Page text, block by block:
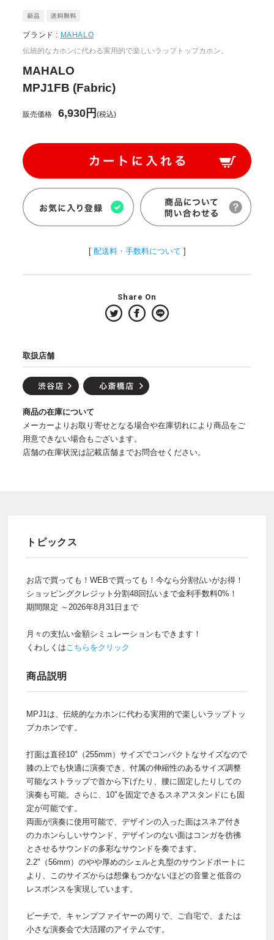
ブランド : MAHALO
伝統的なカホンに代わる実用的で楽しいラップトップカホン。
MAHALO
MPJ1FB (Fabric)
販売価格 6,930円(税込)
[ 配送料・手数料について ]
Share On
取扱店舗
商品の在庫について
メーカーよりお取り寄せとなる場合や在庫切れにより商品をご
用意できない場合もございます。
店舗の在庫状況は記載店舗までお問合せください。
トピックス
お店で買っても！WEBで買っても！今なら分割払いがお得！
ショッピングクレジット分割48回払いまで金利手数料0%！
期間限定 ～2026年8月31日まで
月々の支払い金額シミュレーションもできます！
くわしくはこちらをクリック
商品説明
MPJ1は、伝統的なカホンに代わる実用的で楽しいラップトッ
プカホンです。
打面は直径10"（255mm）サイズでコンパクトなサイズなので
膝の上でも快適に演奏でき、付属の伸縮性のあるサイズ調整
可能なストラップで首から下げたり、腰に固定したりしての
演奏も可能。さらに、10″を固定できるスネアスタンドにも固
定が可能です。
両面が演奏に使用可能で、デザインの入った面はスネア付き
のカホンらしいサウンド、デザインのない面はコンガを彷彿
とさせるサウンドの多彩なサウンドを奏でます。
2.2"（56mm）のやや厚めのシェルと丸型のサウンドポートに
より、このサイズからは想像もつかないほどの音量と低音の
レスポンスを実現しています。
ビーチで、キャンプファイヤーの周りで、ご自宅で、または
小さな演奏会で大活躍のアイテムです。